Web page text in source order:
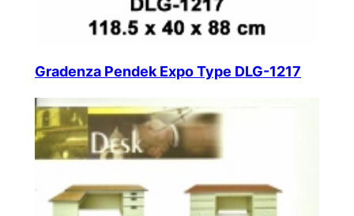
Gradenza Pendek Expo Type DLG-1217